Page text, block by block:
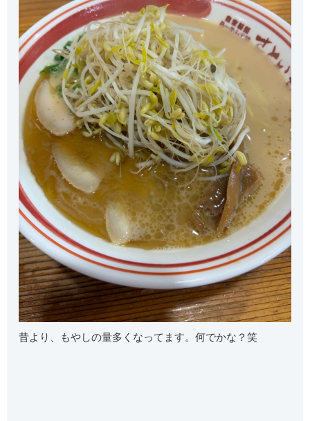
昔より、もやしの量多くなってます。何でかな？笑